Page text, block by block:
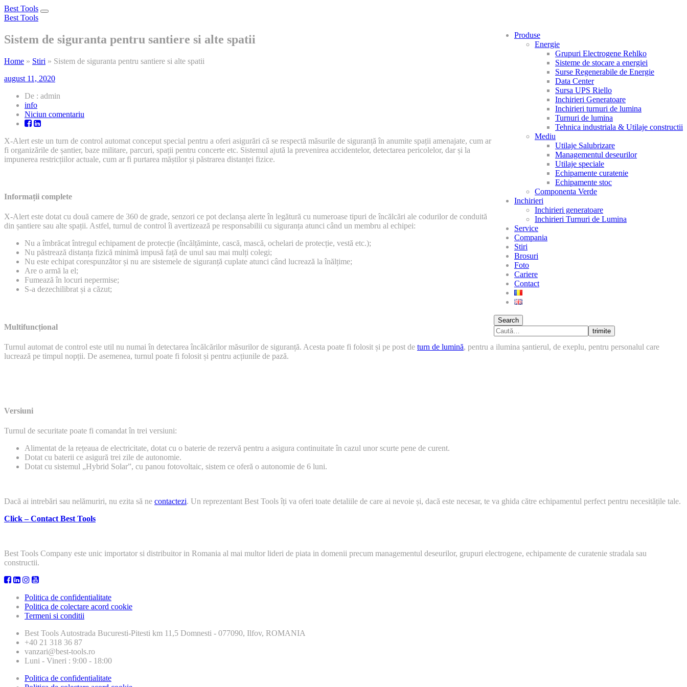
Best Tools
Toggle
Best Tools
Produse
Energie
Grupuri Electrogene Rehlko
Sisteme de stocare a energiei
Surse Regenerabile de Energie
Data Center
Sursa UPS Riello
Inchirieri Generatoare
Inchirieri turnuri de lumina
Turnuri de lumina
Tehnica industriala & Utilaje constructii
Mediu
Utilaje Salubrizare
Managementul deseurilor
Utilaje speciale
Echipamente curatenie
Echipamente stoc
Componenta Verde
Inchirieri
Inchirieri generatoare
Inchirieri Turnuri de Lumina
Service
Compania
Stiri
Brosuri
Foto
Cariere
Contact
Search
trimite
Sistem de siguranta pentru santiere si alte spatii
Home » Stiri » Sistem de siguranta pentru santiere si alte spatii
august 11, 2020
De : admin
info
Niciun comentariu
siguranta
pentru
santiere
X-Alert este un turn de control automat conceput special pentru a oferi asigurări că se respectă măsurile de siguranță în anumite spații amenajate, cum ar
fi organizările de șantier, baze militare, parcuri, spații pentru concerte etc. Sistemul ajută la prevenirea accidentelor, detectarea pericolelor, dar și la
impunerea restricțiilor actuale, cum ar fi purtarea măștilor și păstrarea distanței fizice.
Informații complete
X-Alert este dotat cu două camere de 360 de grade, senzori ce pot declanșa alerte în legătură cu numeroase tipuri de încălcări ale codurilor de conduită
din șantiere sau alte spații. Astfel, turnul de control îi avertizează pe responsabilii cu siguranța atunci când un membru al echipei:
Nu a îmbrăcat întregul echipament de protecție (încălțăminte, cască, mască, ochelari de protecție, vestă etc.);
Nu păstrează distanța fizică minimă impusă față de unul sau mai mulți colegi;
Nu este echipat corespunzător și nu are sistemele de siguranță cuplate atunci când lucrează la înălțime;
Are o armă la el;
Fumează în locuri nepermise;
S-a dezechilibrat și a căzut;
Multifuncțional
Turnul automat de control este util nu numai în detectarea încălcărilor măsurilor de siguranță. Acesta poate fi folosit și pe post de turn de lumină, pentru a ilumina șantierul, de exeplu, pentru personalul care
lucrează pe timpul nopții. De asemenea, turnul poate fi folosit și pentru acțiunile de pază.
Versiuni
Turnul de securitate poate fi comandat în trei versiuni:
Alimentat de la rețeaua de electricitate, dotat cu o baterie de rezervă pentru a asigura continuitate în cazul unor scurte pene de curent.
Dotat cu baterii ce asigură trei zile de autonomie.
Dotat cu sistemul „Hybrid Solar”, cu panou fotovoltaic, sistem ce oferă o autonomie de 6 luni.
Dacă ai intrebări sau nelămuriri, nu ezita să ne contactezi. Un reprezentant Best Tools îți va oferi toate detaliile de care ai nevoie și, dacă este necesar, te va ghida către echipamentul perfect pentru necesitățile tale.
Click – Contact Best Tools
Best Tools Company este unic importator si distribuitor in Romania al mai multor lideri de piata in domenii precum managementul deseurilor, grupuri electrogene, echipamente de curatenie stradala sau
constructii.
Politica de confidentialitate
Politica de colectare acord cookie
Termeni si conditii
Best ToolsAutostrada Bucuresti-Pitesti km 11,5 Domnesti - 077090, Ilfov, ROMANIA
+40 21 318 36 87
vanzari@best-tools.ro
Luni - Vineri : 9:00 - 18:00
Politica de confidentialitate